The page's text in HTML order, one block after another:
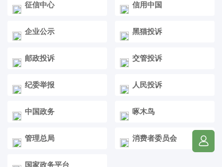
征信中心 信用中国
企业公示 黑猫投诉
邮政投诉 交管投诉
纪委举报 人民投诉
中国政务 啄木鸟
管理总局 消费者委员会
国家政务平台